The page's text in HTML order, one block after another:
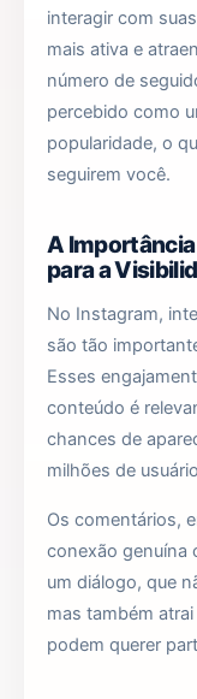
interagir com
mais ativa e
número de
percebido como
popularidade, o
seguirem você.
A
para a
No Instagram,
são tão
Esses
conteúdo é
chances de
milhões de
Os comentários,
conexão genuína
um diálogo, que
mas também
podem querer